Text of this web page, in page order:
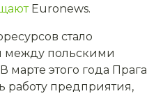
Euronews.
стало
между польскими
этого года Прага
работу предприятия,